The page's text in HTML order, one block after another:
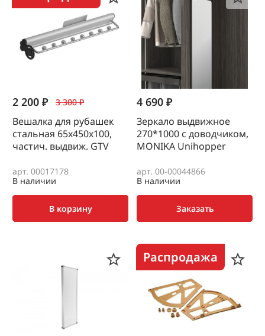
2 200 ₽ 3 300 ₽
Вешалка для рубашек
стальная 65х450х100,
частич. выдвиж. GTV
арт. 00017178
В наличии
В корзину
4 690 ₽
Зеркало выдвижное
270*1000 с доводчиком,
MONIKA Unihopper
арт. 00-00044866
В наличии
Заказать
Распродажа